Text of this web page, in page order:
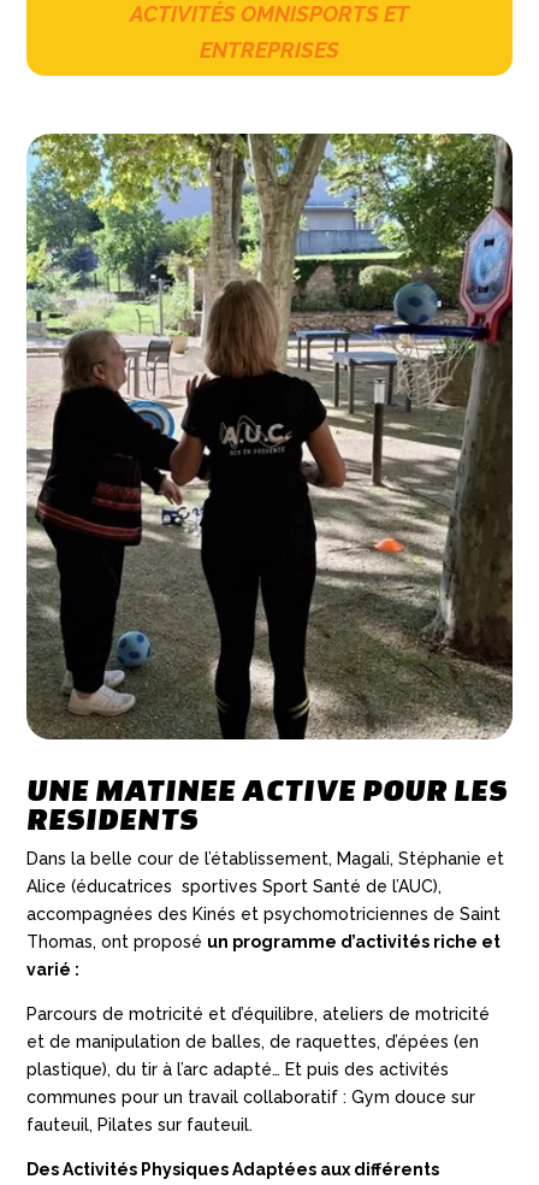
ACTIVITÉS OMNISPORTS ET
ENTREPRISES
UNE MATINEE ACTIVE POUR LES
RESIDENTS
Dans la belle cour de l’établissement, Magali, Stéphanie et
Alice (éducatrices sportives Sport Santé de l’AUC),
accompagnées des Kinés et psychomotriciennes de Saint
Thomas, ont proposé un programme d’activités riche et
varié :
Parcours de motricité et d’équilibre, ateliers de motricité
et de manipulation de balles, de raquettes, d’épées (en
plastique), du tir à l’arc adapté… Et puis des activités
communes pour un travail collaboratif : Gym douce sur
fauteuil, Pilates sur fauteuil.
Des Activités Physiques Adaptées aux différents